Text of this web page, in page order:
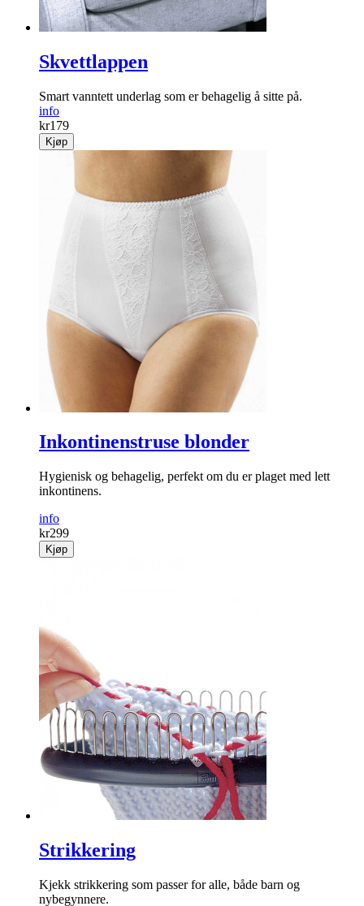
Skvettlappen
Smart vanntett underlag som er behagelig å sitte på.
info
kr179
Kjøp
Inkontinenstruse blonder
Hygienisk og behagelig, perfekt om du er plaget med lett
inkontinens.
info
kr299
Kjøp
Strikkering
Kjekk strikkering som passer for alle, både barn og
nybegynnere.